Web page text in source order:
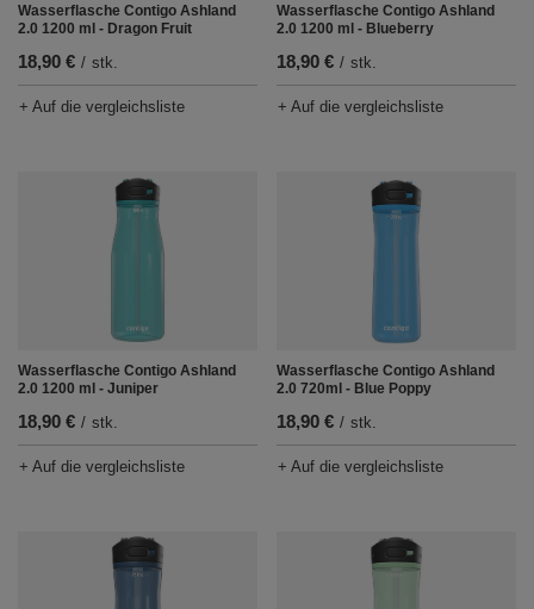
Wasserflasche Contigo Ashland
2.0 1200 ml - Dragon Fruit
18,90 € / stk.
+ Auf die vergleichsliste
Wasserflasche Contigo Ashland
2.0 1200 ml - Blueberry
18,90 € / stk.
+ Auf die vergleichsliste
Wasserflasche Contigo Ashland
2.0 1200 ml - Juniper
18,90 € / stk.
+ Auf die vergleichsliste
Wasserflasche Contigo Ashland
2.0 720ml - Blue Poppy
18,90 € / stk.
+ Auf die vergleichsliste